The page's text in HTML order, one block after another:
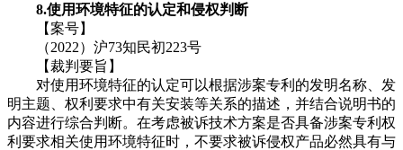
8.使用环境特征的认定和侵权判断
【案号】
（2022）沪73知民初223号
【裁判要旨】
对使用环境特征的认定可以根据涉案专利的发明名称、发
明主题、权利要求中有关安装等关系的描述，并结合说明书的
内容进行综合判断。在考虑被诉技术方案是否具备涉案专利权
利要求相关使用环境特征时，不要求被诉侵权产品必然具有与